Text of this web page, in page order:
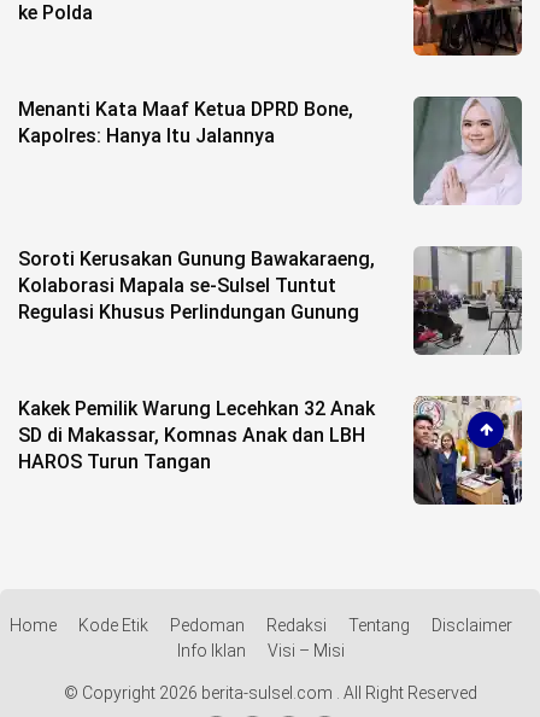
ke Polda
Menanti Kata Maaf Ketua DPRD Bone,
Kapolres: Hanya Itu Jalannya
Soroti Kerusakan Gunung Bawakaraeng,
Kolaborasi Mapala se-Sulsel Tuntut
Regulasi Khusus Perlindungan Gunung
Kakek Pemilik Warung Lecehkan 32 Anak
SD di Makassar, Komnas Anak dan LBH
HAROS Turun Tangan
Home Kode Etik Pedoman Redaksi Tentang
Disclaimer
Info Iklan
Visi – Misi
© Copyright 2026 berita-sulsel.com . All Right Reserved